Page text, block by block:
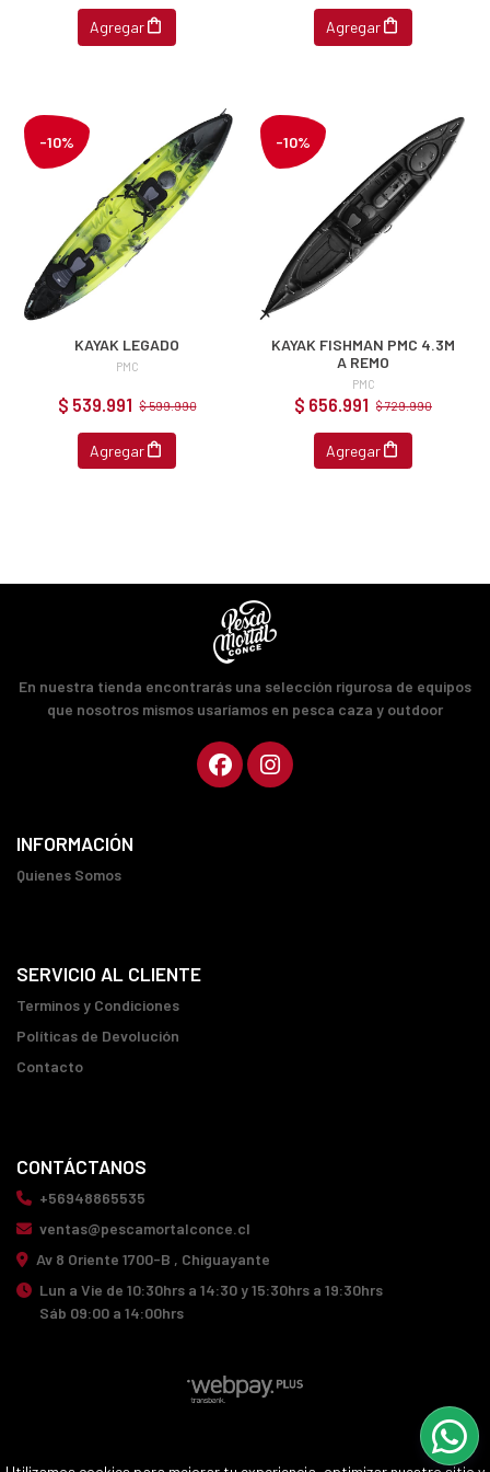
Agregar Agregar
-10%
KAYAK LEGADO
PMC
$ 539.991 $ 599.990
Agregar
-10%
KAYAK FISHMAN PMC 4.3M
A REMO
PMC
$ 656.991 $ 729.990
Agregar
En nuestra tienda encontrarás una selección rigurosa de equipos
que nosotros mismos usaríamos en pesca caza y outdoor
INFORMACIÓN
Quienes Somos
SERVICIO AL CLIENTE
Terminos y Condiciones
Políticas de Devolución
Contacto
CONTÁCTANOS
+56948865535
ventas@pescamortalconce.cl
Av 8 Oriente 1700-B , Chiguayante
Lun a Vie de 10:30hrs a 14:30 y 15:30hrs a 19:30hrs
Sáb 09:00 a 14:00hrs